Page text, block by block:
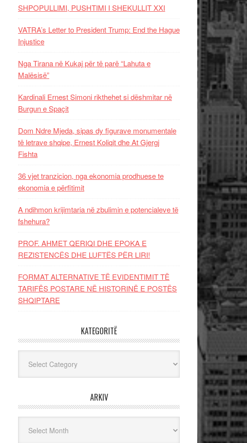
SHPOPULLIMI, PUSHTIMI I SHEKULLIT XXI
VATRA’s Letter to President Trump: End the Hague
Injustice
Nga Tirana në Kukaj për të parë “Lahuta e
Malësisë”
Kardinali Ernest Simoni rikthehet si dëshmitar në
Burgun e Spaçit
Dom Ndre Mjeda, sipas dy figurave monumentale
të letrave shqipe, Ernest Koliqit dhe At Gjergj
Fishta
36 vjet tranzicion, nga ekonomia prodhuese te
ekonomia e përfitimit
A ndihmon krijimtaria në zbulimin e potencialeve të
fshehura?
PROF. AHMET QERIQI DHE EPOKA E
REZISTENCЁS DHE LUFTЁS PЁR LIRI!
FORMAT ALTERNATIVE TË EVIDENTIMIT TË
TARIFËS POSTARE NË HISTORINË E POSTËS
SHQIPTARE
KATEGORITË
ARKIV